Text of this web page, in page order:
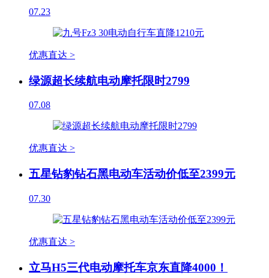
07.23
优惠直达 >
绿源超长续航电动摩托限时2799
07.08
优惠直达 >
五星钻豹钻石黑电动车活动价低至2399元
07.30
优惠直达 >
立马H5三代电动摩托车京东直降4000！